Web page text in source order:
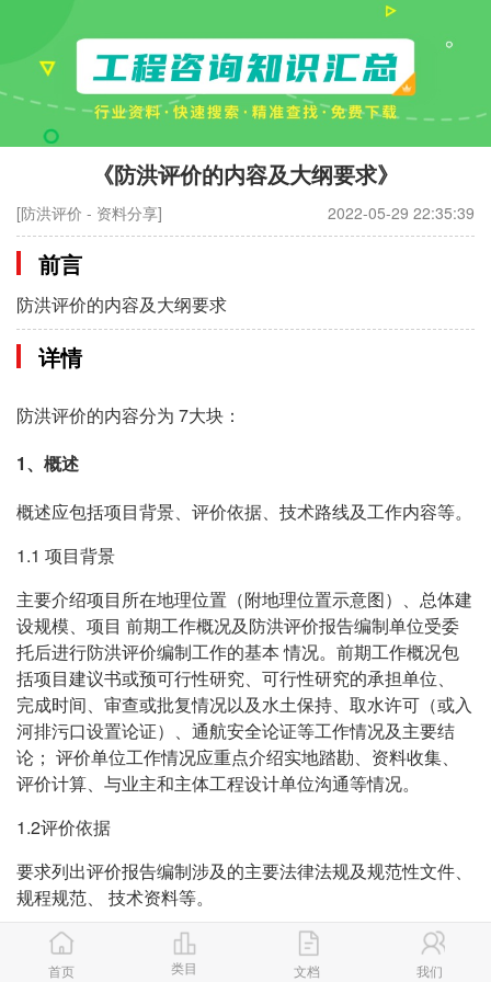
《防洪评价的内容及大纲要求》
[防洪评价 - 资料分享] 2022-05-29 22:35:39
前言
防洪评价的内容及大纲要求
详情
防洪评价的内容分为 7大块：
1、概述
概述应包括项目背景、评价依据、技术路线及工作内容等。
1.1 项目背景
主要介绍项目所在地理位置（附地理位置示意图）、总体建
设规模、项目 前期工作概况及防洪评价报告编制单位受委
托后进行防洪评价编制工作的基本 情况。前期工作概况包
括项目建议书或预可行性研究、可行性研究的承担单位、
完成时间、审查或批复情况以及水土保持、取水许可（或入
河排污口设置论证）、通航安全论证等工作情况及主要结
论； 评价单位工作情况应重点介绍实地踏勘、资料收集、
评价计算、与业主和主体工程设计单位沟通等情况。
1.2评价依据
要求列出评价报告编制涉及的主要法律法规及规范性文件、
规程规范、 技术资料等。
1.2.1)法律法规和规范性文件（按法律、法规、规范性文件
顺序排列， 最好 注明发布机关和发布日期）。
首页 类目 文档 我们